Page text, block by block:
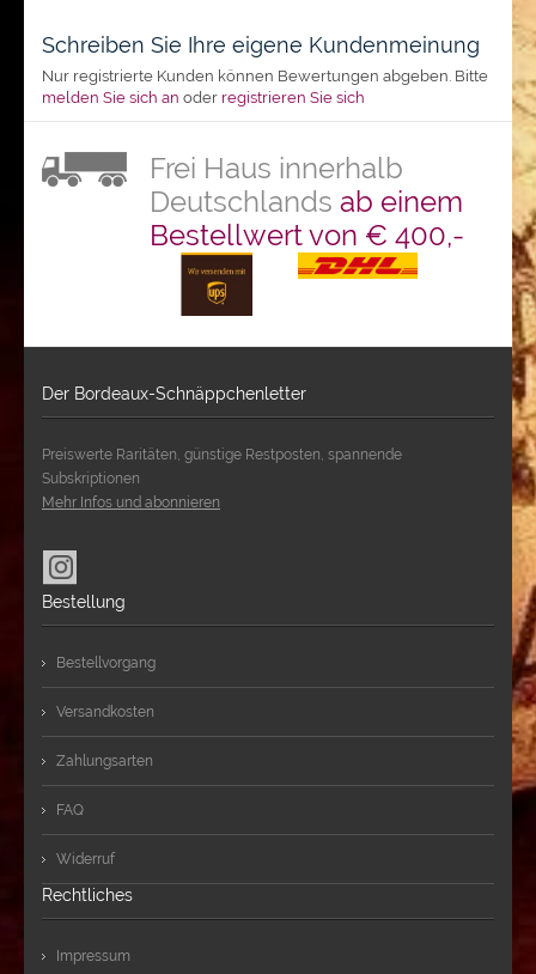
Schreiben Sie Ihre eigene Kundenmeinung
Nur registrierte Kunden können Bewertungen abgeben. Bitte
melden Sie sich an oder registrieren Sie sich
Frei Haus innerhalb
Deutschlands ab einem
Bestellwert von € 400,-
Der Bordeaux-Schnäppchenletter
Preiswerte Raritäten, günstige Restposten, spannende
Subskriptionen
Mehr Infos und abonnieren
Bestellung
Bestellvorgang
Versandkosten
Zahlungsarten
FAQ
Widerruf
Rechtliches
Impressum